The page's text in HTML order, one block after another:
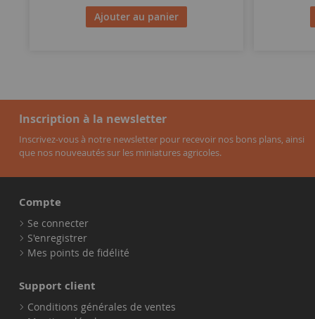
Ajouter au panier
Inscription à la newsletter
Inscrivez-vous à notre newsletter pour recevoir nos bons plans, ainsi
que nos nouveautés sur les miniatures agricoles.
Compte
Se connecter
S'enregistrer
Mes points de fidélité
Support client
Conditions générales de ventes